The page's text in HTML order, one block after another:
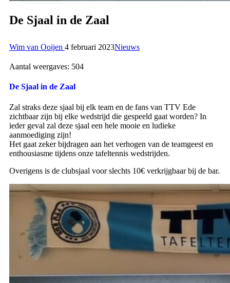
De Sjaal in de Zaal
Wim van Ooijen 4 februari 2023Nieuws
Aantal weergaves: 504
De Sjaal in de Zaal
Zal straks deze sjaal bij elk team en de fans van TTV Ede
zichtbaar zijn bij elke wedstrijd die gespeeld gaat worden? In
ieder geval zal deze sjaal een hele mooie en ludieke
aanmoediging zijn!
Het gaat zeker bijdragen aan het verhogen van de teamgeest en
enthousiasme tijdens onze tafeltennis wedstrijden.
Overigens is de clubsjaal voor slechts 10€ verkrijgbaar bij de bar.